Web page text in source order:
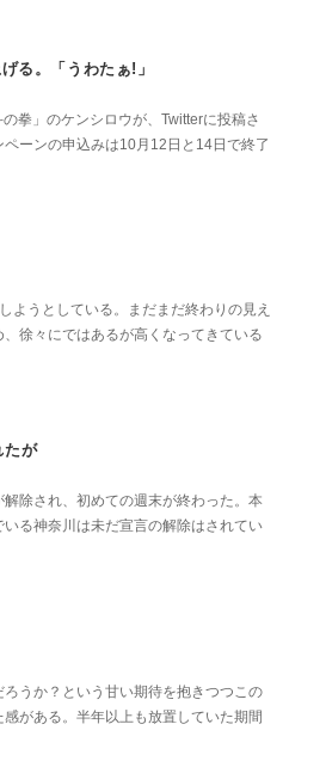
る。「うわたぁ!」
拳」のケンシロウが、Twitterに投稿さ
ーンの申込みは10月12日と14日で終了
ようとしている。まだまだ終わりの見え
徐々にではあるが高くなってきている
たが
除され、初めての週末が終わった。本
る神奈川は未だ宣言の解除はされてい
うか？という甘い期待を抱きつつこの
がある。半年以上も放置していた期間